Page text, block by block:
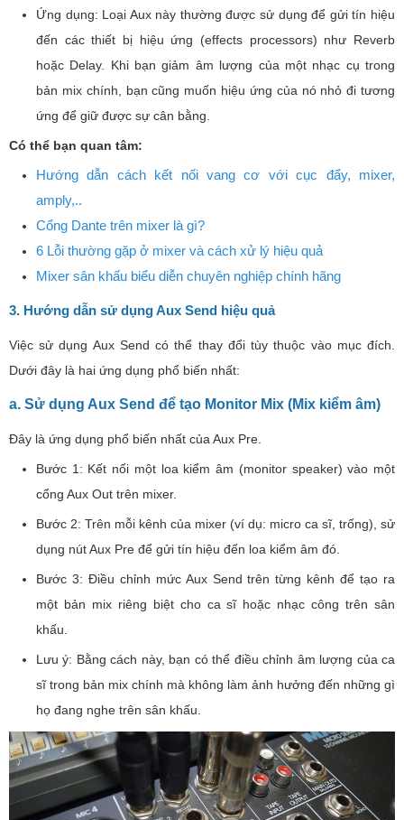
Ứng dụng: Loại Aux này thường được sử dụng để gửi tín hiệu
đến các thiết bị hiệu ứng (effects processors) như Reverb
hoặc Delay. Khi bạn giảm âm lượng của một nhạc cụ trong
bản mix chính, bạn cũng muốn hiệu ứng của nó nhỏ đi tương
ứng để giữ được sự cân bằng.
Có thể bạn quan tâm:
Hướng dẫn cách kết nối vang cơ với cục đẩy, mixer,
amply,..
Cổng Dante trên mixer là gì?
6 Lỗi thường gặp ở mixer và cách xử lý hiệu quả
Mixer sân khấu biểu diễn chuyên nghiệp chính hãng
3. Hướng dẫn sử dụng Aux Send hiệu quả
Việc sử dụng Aux Send có thể thay đổi tùy thuộc vào mục đích.
Dưới đây là hai ứng dụng phổ biến nhất:
a. Sử dụng Aux Send để tạo Monitor Mix (Mix kiểm âm)
Đây là ứng dụng phổ biến nhất của Aux Pre.
Bước 1: Kết nối một loa kiểm âm (monitor speaker) vào một
cổng Aux Out trên mixer.
Bước 2: Trên mỗi kênh của mixer (ví dụ: micro ca sĩ, trống), sử
dụng nút Aux Pre để gửi tín hiệu đến loa kiểm âm đó.
Bước 3: Điều chỉnh mức Aux Send trên từng kênh để tạo ra
một bản mix riêng biệt cho ca sĩ hoặc nhạc công trên sân
khấu.
Lưu ý: Bằng cách này, bạn có thể điều chỉnh âm lượng của ca
sĩ trong bản mix chính mà không làm ảnh hưởng đến những gì
họ đang nghe trên sân khấu.